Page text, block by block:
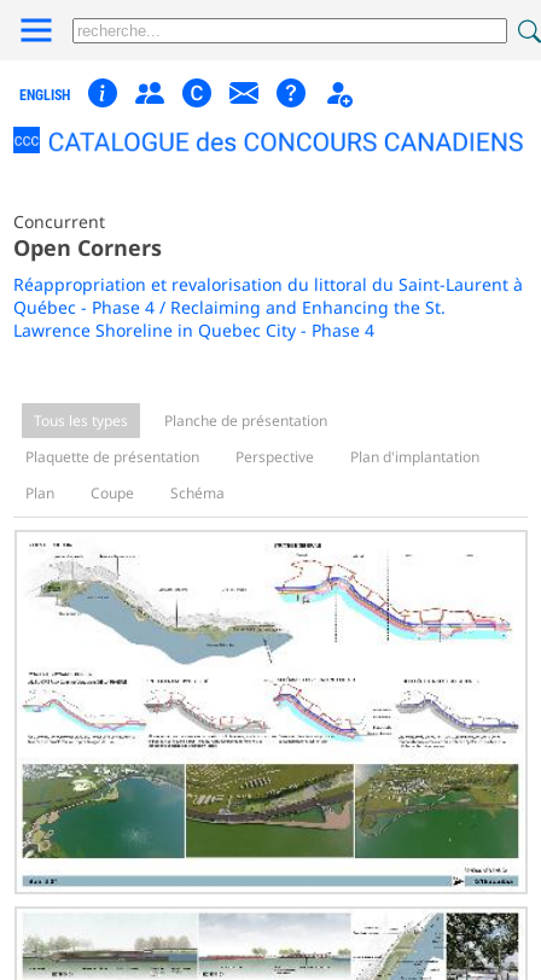
ENGLISH
Concurrent
Open Corners
Réappropriation et revalorisation du littoral du Saint-Laurent à
Québec - Phase 4 / Reclaiming and Enhancing the St.
Lawrence Shoreline in Quebec City - Phase 4
Tous les types
Planche de présentation
Plaquette de présentation
Perspective
Plan d'implantation
Plan
Coupe Schéma